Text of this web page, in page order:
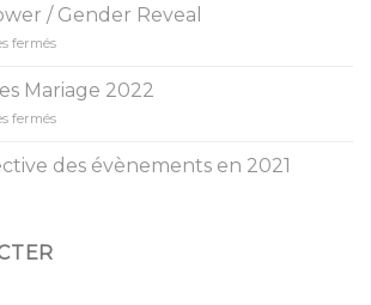
idées
pour
de
/ Gender Reveal
ferméssur
Shower
Gender
Mariage 2022
ferméssur
Mariage
des évènements en 2021